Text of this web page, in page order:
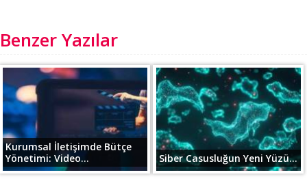
Benzer Yazılar
Kurumsal İletişimde Bütçe
Yönetimi: Video...
Siber Casusluğun Yeni Yüzü...